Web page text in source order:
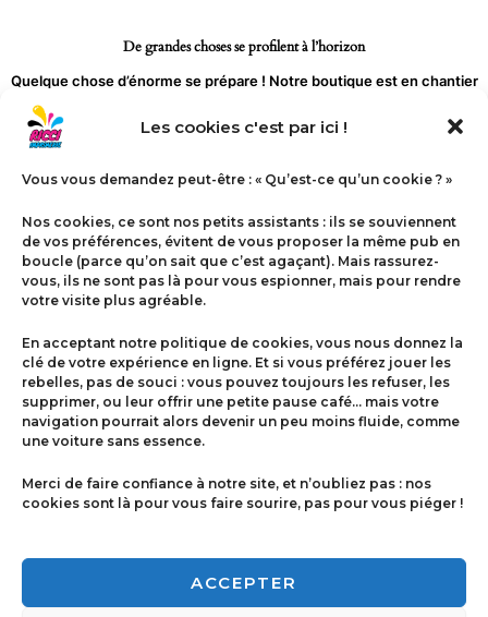
Les cookies c'est par ici !
Vous vous demandez peut-être : « Qu’est-ce qu’un cookie ? »
Nos cookies, ce sont nos petits assistants : ils se souviennent
de vos préférences, évitent de vous proposer la même pub en
boucle (parce qu’on sait que c’est agaçant). Mais rassurez-
vous, ils ne sont pas là pour vous espionner, mais pour rendre
votre visite plus agréable.
En acceptant notre politique de cookies, vous nous donnez la
clé de votre expérience en ligne. Et si vous préférez jouer les
rebelles, pas de souci : vous pouvez toujours les refuser, les
supprimer, ou leur offrir une petite pause café… mais votre
navigation pourrait alors devenir un peu moins fluide, comme
une voiture sans essence.
Merci de faire confiance à notre site, et n’oubliez pas : nos
cookies sont là pour vous faire sourire, pas pour vous piéger !
ACCEPTER
De grandes choses se profilent à l’horizon
Quelque chose d’énorme se prépare ! Notre boutique est en chantier
Contact
Politique de cookies